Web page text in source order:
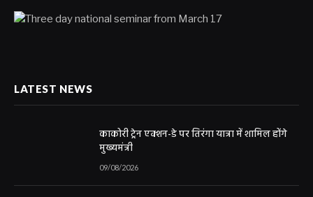
LATEST NEWS
काकोरी ट्रेन एक्शन-डे पर तिरंगा यात्रा में शामिल होंगे
मुख्यमंत्री
09/08/2026